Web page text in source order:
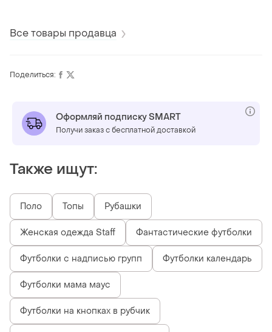
Все товары продавца
Поделиться:
Оформляй подписку SMART
Получи заказ с бесплатной доставкой
Также ищут:
Поло Топы Рубашки
Женская одежда Staff Фантастические футболки
Футболки с надписью групп Футболки календарь
Футболки мама маус
Футболки на кнопках в рубчик